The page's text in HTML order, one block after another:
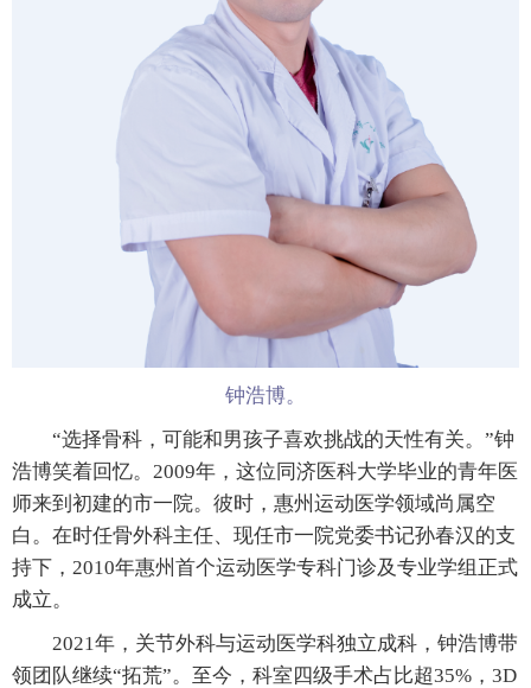
钟浩博。
“选择骨科，可能和男孩子喜欢挑战的天性有关。”钟
浩博笑着回忆。2009年，这位同济医科大学毕业的青年医
师来到初建的市一院。彼时，惠州运动医学领域尚属空
白。在时任骨外科主任、现任市一院党委书记孙春汉的支
持下，2010年惠州首个运动医学专科门诊及专业学组正式
成立。
2021年，关节外科与运动医学科独立成科，钟浩博带
领团队继续“拓荒”。至今，科室四级手术占比超35%，3D